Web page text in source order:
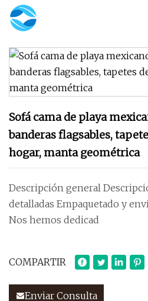
Sofá cama de playa
banderas flagsables,
hogar, manta geométrica
Descripción general
detalladas Empaquetado y
Nos hemos dedicad
COMPARTIR
Enviar Consulta